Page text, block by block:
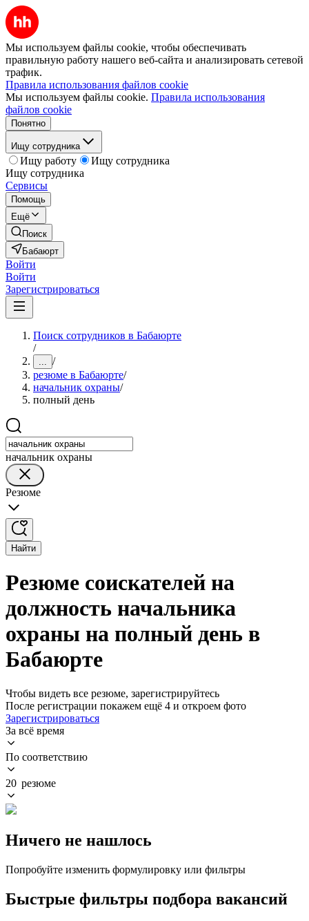
Мы используем файлы cookie, чтобы обеспечивать
правильную работу нашего веб-сайта и анализировать сетевой
трафик.
Правила использования файлов cookie
Мы используем файлы cookie. Правила использования
файлов cookie
Понятно
Ищу сотрудника
Ищу работу
Ищу сотрудника
Ищу сотрудника
Сервисы
Помощь
Ещё
Поиск
Бабаюрт
Войти
Войти
Зарегистрироваться
Поиск сотрудников в Бабаюрте
/
... /
резюме в Бабаюрте/
начальник охраны/
полный день
начальник охраны
Резюме
Найти
Резюме соискателей на
должность начальника
охраны на полный день в
Бабаюрте
Чтобы видеть все резюме, зарегистрируйтесь
После регистрации покажем ещё 4 и откроем фото
Зарегистрироваться
За всё время
По соответствию
20 резюме
Ничего не нашлось
Попробуйте изменить формулировку или фильтры
Быстрые фильтры подбора вакансий